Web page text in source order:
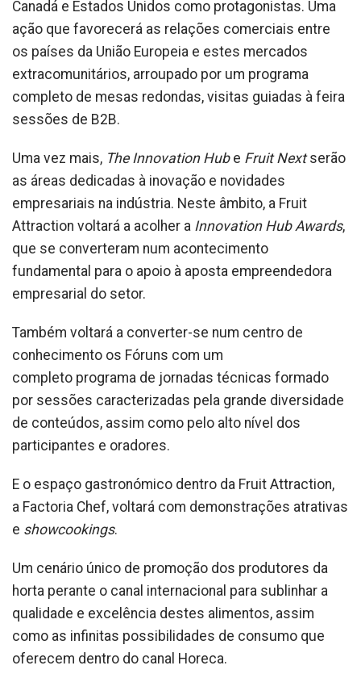
Canadá e Estados Unidos como protagonistas. Uma
ação que favorecerá as relações comerciais entre
os países da União Europeia e estes mercados
extracomunitários, arroupado por um programa
completo de mesas redondas, visitas guiadas à feira
sessões de B2B.
Uma vez mais, The Innovation Hube Fruit Nextserão
as áreas dedicadas à inovação e novidades
empresariais na indústria. Neste âmbito, a Fruit
Attraction voltará a acolher a Innovation Hub Awards,
que se converteram num acontecimento
fundamental para o apoio à aposta empreendedora
empresarial do setor.
Também voltará a converter-se num centro de
conhecimento os Fóruns com um
completo programa de jornadas técnicas formado
por sessões caracterizadas pela grande diversidade
de conteúdos, assim como pelo alto nível dos
participantes e oradores.
E o espaço gastronómico dentro da Fruit Attraction,
a Factoria Chef, voltará com demonstrações atrativas
e showcookings.
Um cenário único de promoção dos produtores da
horta perante o canal internacional para sublinhar a
qualidade e excelência destes alimentos, assim
como as infinitas possibilidades de consumo que
oferecem dentro do canal Horeca.